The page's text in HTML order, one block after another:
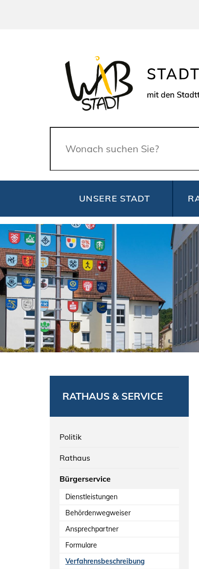
Suche
UNSERE STADT
RATHAUS & SERVICE
Politik
Rathaus
Bürgerservice
Dienstleistungen
Behördenwegweiser
Ansprechpartner
Formulare
Verfahrensbeschreibung